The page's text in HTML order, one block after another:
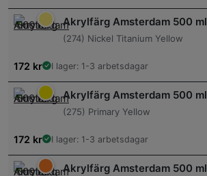
Akrylfärg Amsterdam 500 ml
(274) Nickel Titanium Yellow
172 kr I lager: 1-3 arbetsdagar
Akrylfärg Amsterdam 500 ml
(275) Primary Yellow
172 kr I lager: 1-3 arbetsdagar
Akrylfärg Amsterdam 500 ml